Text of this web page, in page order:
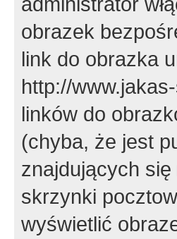
obrazek
link do obrazka
http://
linków do
(chyba, że jest
znajdujących
skrzynki
wyświetlić